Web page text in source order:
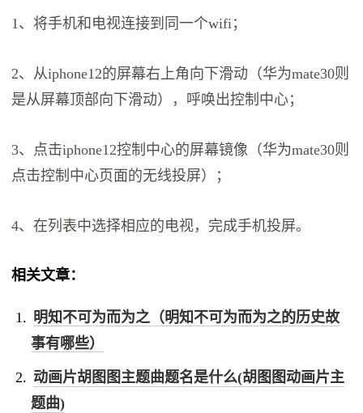
1、将手机和电视连接到同一个wifi；
2、从iphone12的屏幕右上角向下滑动（华为mate30则
是从屏幕顶部向下滑动），呼唤出控制中心；
3、点击iphone12控制中心的屏幕镜像（华为mate30则
点击控制中心页面的无线投屏）；
4、在列表中选择相应的电视，完成手机投屏。
相关文章：
明知不可为而为之（明知不可为而为之的历史故
事有哪些）
动画片胡图图主题曲题名是什么(胡图图动画片主
题曲)